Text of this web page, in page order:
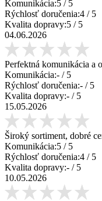
Komunikácia:5 / 5
Rýchlosť doručenia:4 / 5
Kvalita dopravy:5 / 5
04.06.2026
Perfektná komunikácia a
Komunikácia:- / 5
Rýchlosť doručenia:- / 5
Kvalita dopravy:- / 5
15.05.2026
Široký sortiment, dobré
Komunikácia:5 / 5
Rýchlosť doručenia:4 / 5
Kvalita dopravy:- / 5
10.05.2026